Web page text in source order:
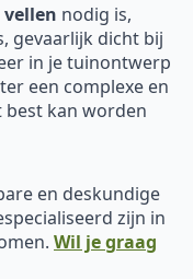
nodig is,
gevaarlijk dicht bij
in je tuinontwerp
een complexe en
best kan worden
en deskundige
zijn in
Wil je graag